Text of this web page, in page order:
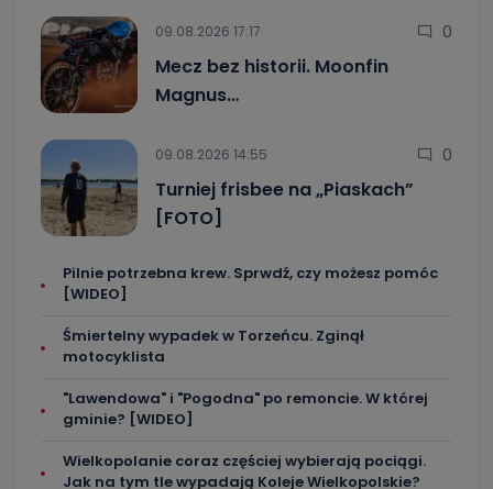
09.08.2026 17:17 0
Mecz bez historii. Moonfin
Magnus…
09.08.2026 14:55 0
Turniej frisbee na „Piaskach”
[FOTO]
Pilnie potrzebna krew. Sprwdź, czy możesz pomóc
[WIDEO]
Śmiertelny wypadek w Torzeńcu. Zginął
motocyklista
"Lawendowa" i "Pogodna" po remoncie. W której
gminie? [WIDEO]
Wielkopolanie coraz częściej wybierają pociągi.
Jak na tym tle wypadają Koleje Wielkopolskie?